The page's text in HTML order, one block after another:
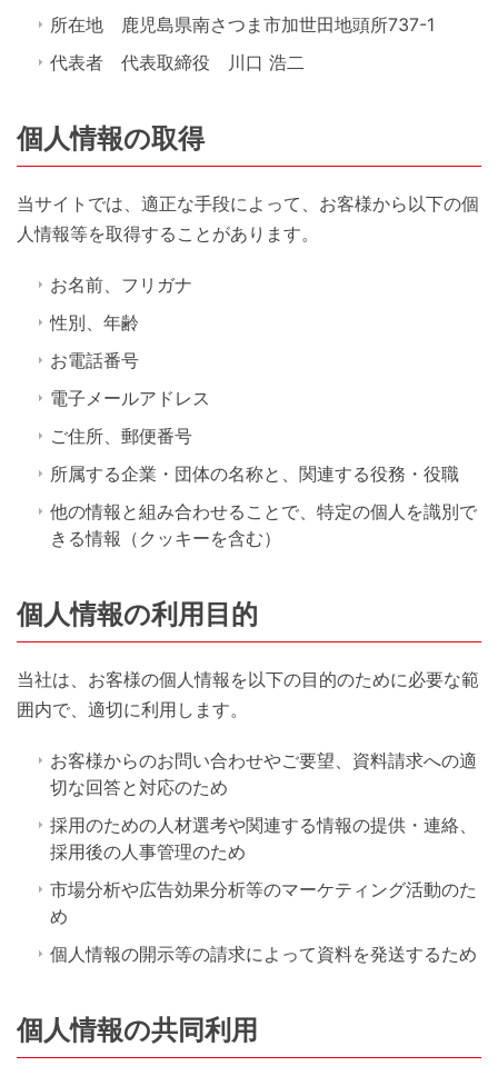
所在地 鹿児島県南さつま市加世田地頭所737-1
代表者 代表取締役 川口 浩二
個人情報の取得
当サイトでは、適正な手段によって、お客様から以下の個
人情報等を取得することがあります。
お名前、フリガナ
性別、年齢
お電話番号
電子メールアドレス
ご住所、郵便番号
所属する企業・団体の名称と、関連する役務・役職
他の情報と組み合わせることで、特定の個人を識別で
きる情報（クッキーを含む）
個人情報の利用目的
当社は、お客様の個人情報を以下の目的のために必要な範
囲内で、適切に利用します。
お客様からのお問い合わせやご要望、資料請求への適
切な回答と対応のため
採用のための人材選考や関連する情報の提供・連絡、
採用後の人事管理のため
市場分析や広告効果分析等のマーケティング活動のた
め
個人情報の開示等の請求によって資料を発送するため
個人情報の共同利用